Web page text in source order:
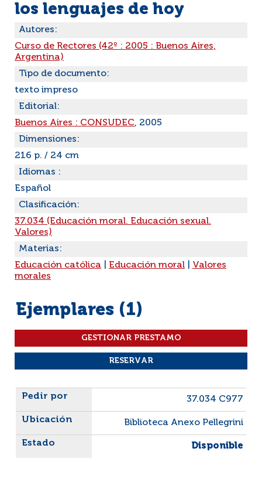
los lenguajes de hoy
Autores:
Curso de Rectores (42º : 2005 : Buenos Aires,
Argentina)
Tipo de documento:
texto impreso
Editorial:
Buenos Aires : CONSUDEC, 2005
Dimensiones:
216 p. / 24 cm
Idiomas :
Español
Clasificación:
37.034 (Educación moral. Educación sexual.
Valores)
Materias:
Educación católica
Educación moral
Valores
morales
Ejemplares (1)
Liste des exemplaires
37.034 C977
Biblioteca Anexo Pellegrini
Disponible